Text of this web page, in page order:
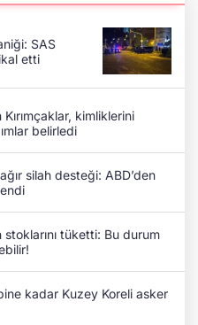
SAS
etti
Kırımçaklar, kimliklerini
belirledi
silah desteği: ABD’den
stoklarını tüketti: Bu durum
kadar Kuzey Koreli asker